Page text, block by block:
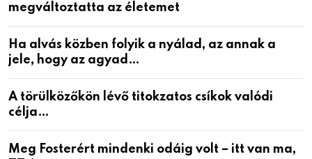
megváltoztatta az életemet
Ha alvás közben folyik a nyálad, az annak a
jele, hogy az agyad…
A törülközőkön lévő titokzatos csíkok valódi
célja…
Meg Fosterért mindenki odáig volt – itt van ma,